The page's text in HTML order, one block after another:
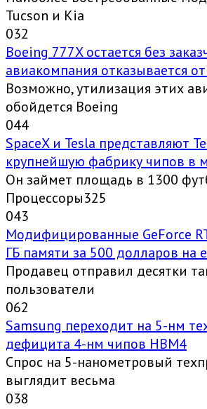
Tucson и Kia
032
Boeing 777X остается без
авиакомпания отказывается
Возможно, утилизация этих
обойдется Boeing
044
SpaceX и Tesla представляют
крупнейшую фабрику чипов в
Он займет площадь в 1300
Процессоры325
043
Модифицированные GeForce
ГБ памяти за 500 долларов на
Продавец отправил десятки
пользователи
062
Samsung переходит на 5-нм
дефицита 4-нм чипов HBM4
Спрос на 5-нанометровый
выглядит весьма
038